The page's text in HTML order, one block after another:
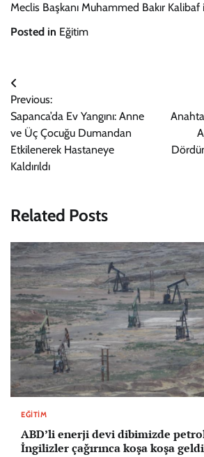
Meclis Başkanı Muhammed Bakır
Posted in Eğitim
Yazı
gezinmesi
Previous:
Sapanca’da Ev Yangını: Anne
ve Üç Çocuğu Dumandan
Etkilenerek Hastaneye
Kaldırıldı
Related Posts
EĞITIM
ABD’li enerji devi dibimizde
İngilizler çağırınca koşa koşa